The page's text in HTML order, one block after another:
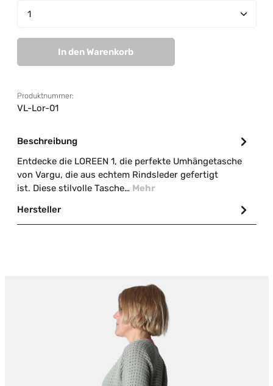
Produkt Anzahl: Gib den gewünschten Wert ein
In den Warenkorb
Produktnummer:
VL-Lor-01
Beschreibung
Entdecke die LOREEN 1, die perfekte Umhängetasche
von Vargu, die aus echtem Rindsleder gefertigt
ist. Diese stilvolle Tasche… Mehr
Hersteller